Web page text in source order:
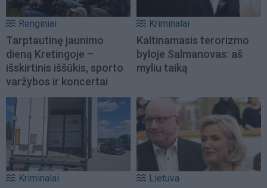
Renginiai
Tarptautinę jaunimo
dieną Kretingoje –
išskirtinis iššūkis, sporto
varžybos ir koncertai
Kriminalai
Kaltinamasis terorizmo
byloje Salmanovas: aš
myliu taiką
Kriminalai Lietuva